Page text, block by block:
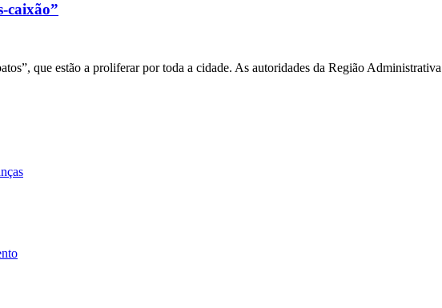
caixão”
que estão a proliferar por toda a cidade. As autoridades da Região